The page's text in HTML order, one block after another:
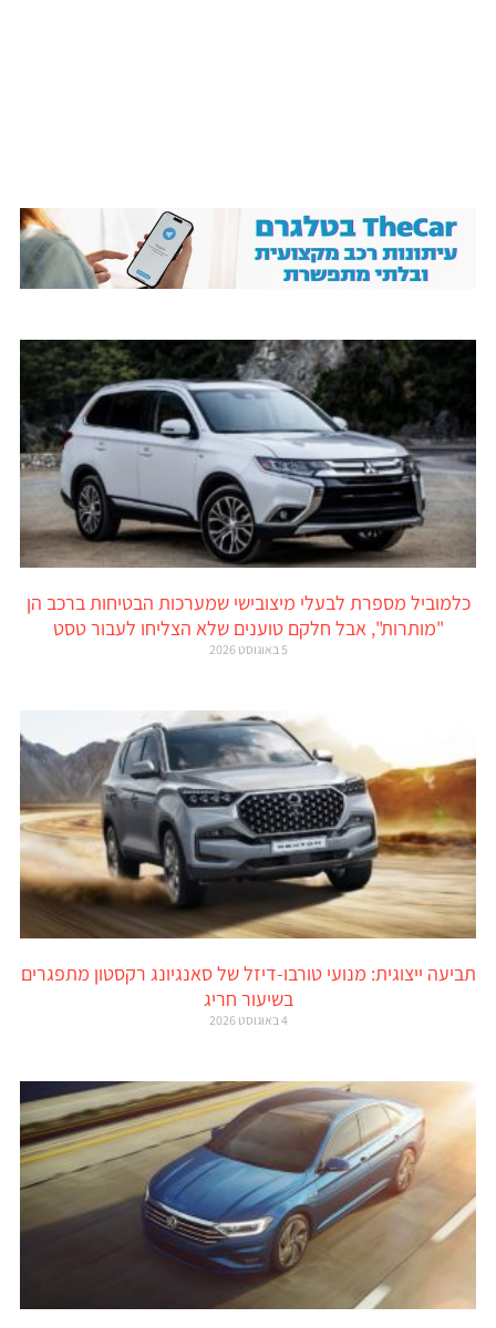
כלמוביל מספרת לבעלי מיצובישי שמערכות הבטיחות ברכב הן
"מותרות", אבל חלקם טוענים שלא הצליחו לעבור טסט
5 באוגוסט 2026
תביעה ייצוגית: מנועי טורבו-דיזל של סאנגיונג רקסטון מתפגרים
בשיעור חריג
4 באוגוסט 2026